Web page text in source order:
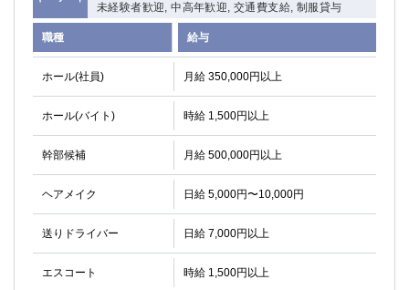
未経験者歓迎, 中高年歓迎, 交通費支給, 制服貸与
職種 給与
ホール(社員) 月給 350,000円以上
ホール(バイト) 時給 1,500円以上
幹部候補 月給 500,000円以上
ヘアメイク 日給 5,000円〜10,000円
送りドライバー 日給 7,000円以上
エスコート 時給 1,500円以上
桜木町
大宮
南越谷
志木
川越
所沢
熊谷
獨協大学前＜草加松原＞
北浦和（西口）
春日部
川口
蕨
千葉県